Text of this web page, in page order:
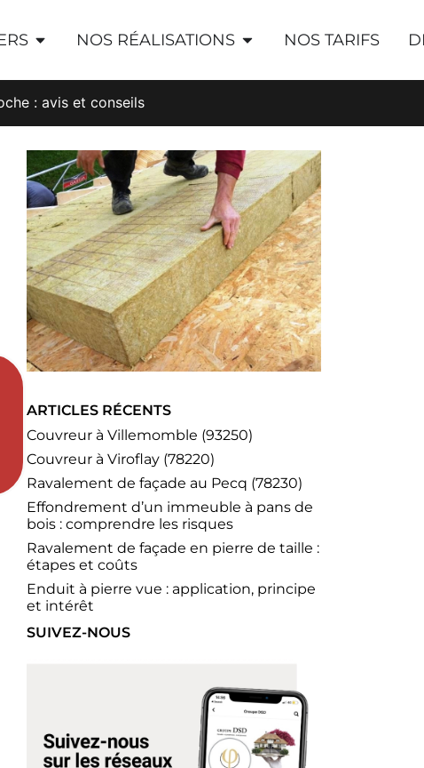
NOS RÉALISATIONS NOS TARIFS
: avis et conseils
ARTICLES RÉCENTS
Couvreur à Villemomble (93250)
Couvreur à Viroflay (78220)
Ravalement de façade au Pecq (78230)
Effondrement d’un immeuble à pans de
bois : comprendre les risques
Ravalement de façade en pierre de taille :
étapes et coûts
Enduit à pierre vue : application, principe
et intérêt
SUIVEZ-NOUS